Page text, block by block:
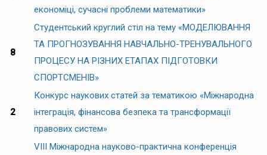
економіці, сучасні проблеми математики»
8
Студентський круглий стіл на тему «МОДЕЛЮВАННЯ
ТА ПРОГНОЗУВАННЯ НАВЧАЛЬНО-ТРЕНУВАЛЬНОГО
ПРОЦЕСУ НА РІЗНИХ ЕТАПАХ ПІДГОТОВКИ
СПОРТСМЕНІВ»
2
Конкурс наукових статей за тематикою «Міжнародна
інтеграція, фінансова безпека та трансформації
правових систем»
VIІІ Міжнародна науково-практична конференція